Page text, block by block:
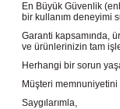
En Büyük Güvenlik
bir kullanım deneyimi
Garanti kapsamında,
ve ürünlerinizin tam
Herhangi bir sorun
Müşteri
Saygılarımla,